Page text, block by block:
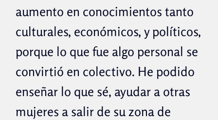
aumento en conocimientos tanto
culturales, económicos, y políticos,
porque lo que fue algo personal se
convirtió en colectivo. He podido
enseñar lo que sé, ayudar a otras
mujeres a salir de su zona de